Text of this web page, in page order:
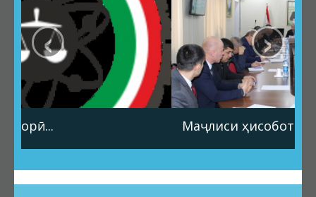
Маҷлиси ҳисоботи солона...
‹ ›